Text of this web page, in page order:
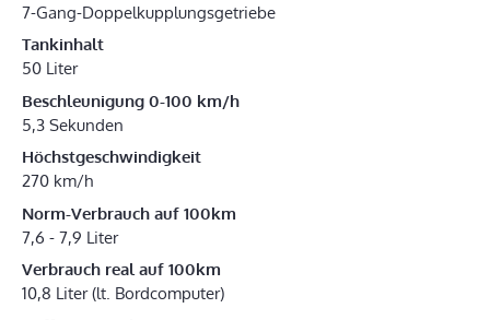
7-Gang-Doppelkupplungsgetriebe
Tankinhalt
50 Liter
Beschleunigung 0-100 km/h
5,3 Sekunden
Höchstgeschwindigkeit
270 km/h
Norm-Verbrauch auf 100km
7,6 - 7,9 Liter
Verbrauch real auf 100km
10,8 Liter (lt. Bordcomputer)